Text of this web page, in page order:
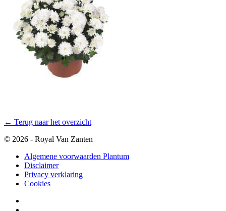
← Terug naar het overzicht
© 2026 - Royal Van Zanten
Algemene voorwaarden Plantum
Disclaimer
Privacy verklaring
Cookies